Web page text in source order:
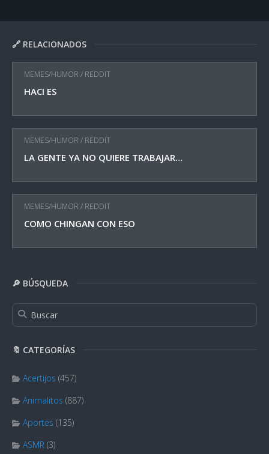
🔗 RELACIONADOS
MEMES/HUMOR / REDDIT
HACI ES
MEMES/HUMOR / REDDIT
LA GENTE YA NO QUIERE TRABAJAR…
MEMES/HUMOR / REDDIT
COMO CHINGAN CON ESO
🔎 BÚSQUEDA
🔖 CATEGORÍAS
Acertijos (457)
Animalitos (887)
Aportes (135)
ASMR (3)